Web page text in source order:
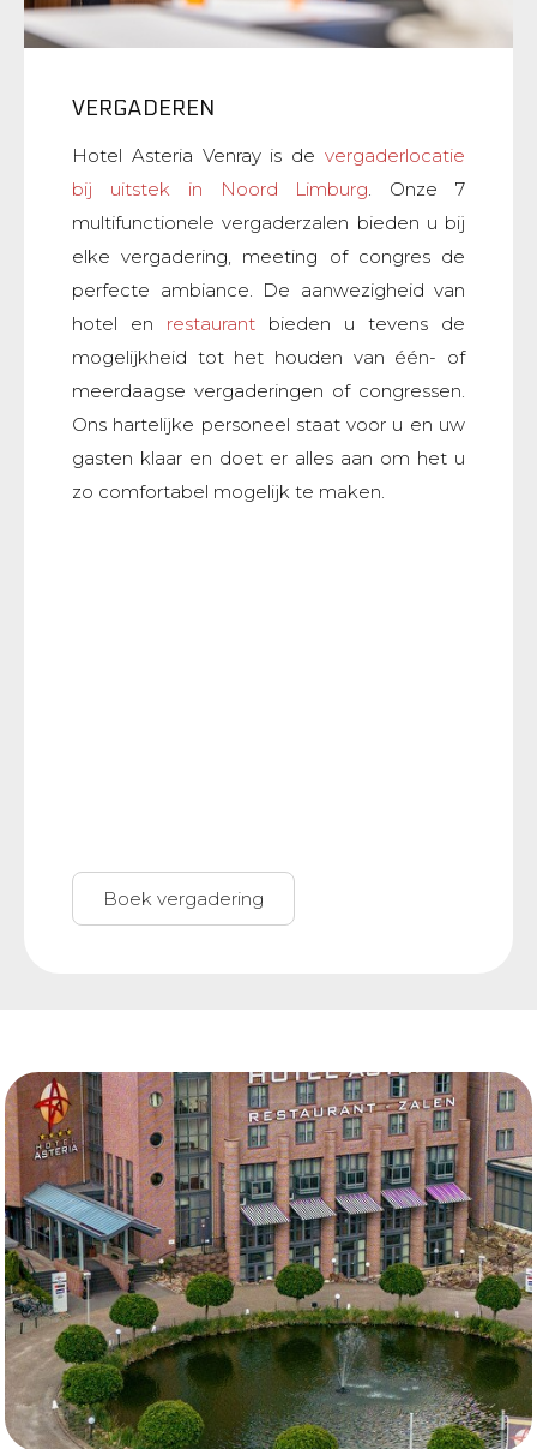
VERGADEREN
Hotel Asteria Venray is de vergaderlocatie
bij uitstek in Noord Limburg. Onze 7
multifunctionele vergaderzalen bieden u bij
elke vergadering, meeting of congres de
perfecte ambiance. De aanwezigheid van
hotel en restaurant bieden u tevens de
mogelijkheid tot het houden van één- of
meerdaagse vergaderingen of congressen.
Ons hartelijke personeel staat voor u en uw
gasten klaar en doet er alles aan om het u
zo comfortabel mogelijk te maken.
Boek vergadering